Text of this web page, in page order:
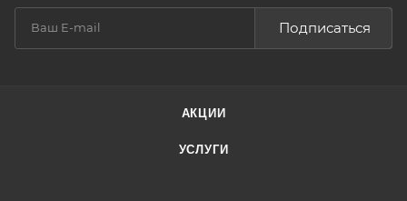
Подписаться
АКЦИИ
УСЛУГИ